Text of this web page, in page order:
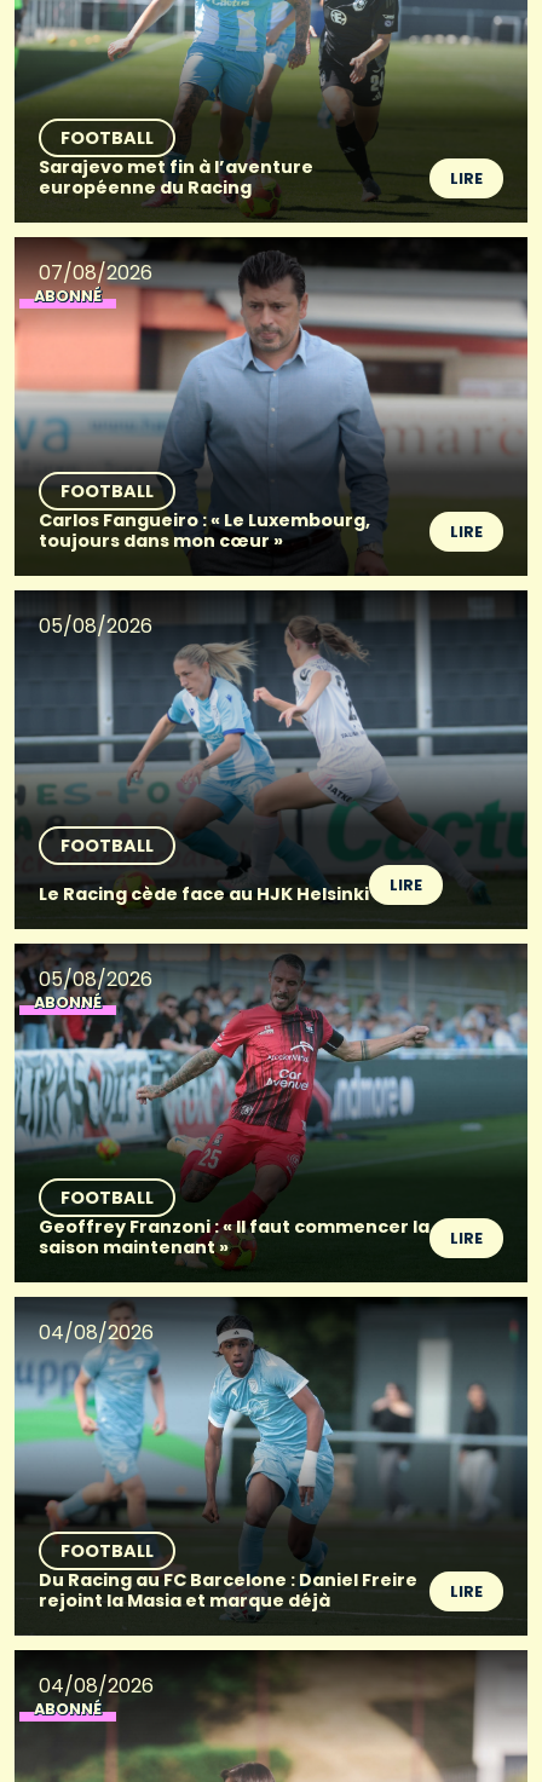
FOOTBALL
Sarajevo met fin à l’aventure
européenne du Racing
LIRE
07/08/2026
ABONNÉ
FOOTBALL
Carlos Fangueiro : « Le Luxembourg,
toujours dans mon cœur »
LIRE
05/08/2026
FOOTBALL
Le Racing cède face au HJK Helsinki
LIRE
05/08/2026
ABONNÉ
FOOTBALL
Geoffrey Franzoni : « Il faut commencer la
saison maintenant »
LIRE
04/08/2026
FOOTBALL
Du Racing au FC Barcelone : Daniel Freire
rejoint la Masia et marque déjà
LIRE
04/08/2026
ABONNÉ